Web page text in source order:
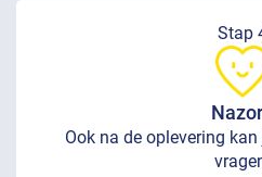
Stap
Ook na de oplevering